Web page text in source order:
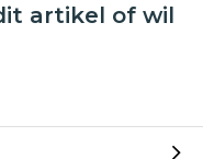
artikel of wil